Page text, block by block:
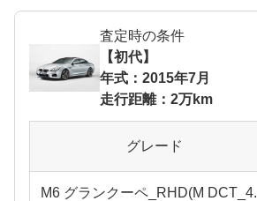
査定時の条件
【初代】
年式：2015年7月
走行距離：2万km
グレード
M6 グランクーペ_RHD(M DCT_4.